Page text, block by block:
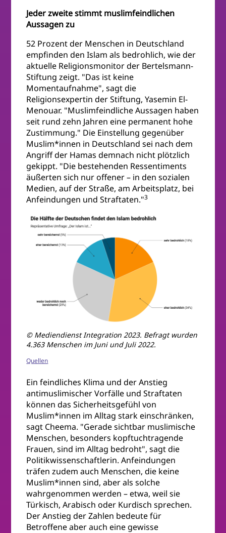
Jeder zweite stimmt muslimfeindlichen
Aussagen zu
52 Prozent der Menschen in Deutschland
empfinden den Islam als bedrohlich, wie der
aktuelle Religionsmonitor der Bertelsmann-
Stiftung zeigt. "Das ist keine
Momentaufnahme", sagt die
Religionsexpertin der Stiftung, Yasemin El-
Menouar. "Muslimfeindliche Aussagen haben
seit rund zehn Jahren eine permanent hohe
Zustimmung." Die Einstellung gegenüber
Muslim*innen in Deutschland sei nach dem
Angriff der Hamas demnach nicht plötzlich
gekippt. "Die bestehenden Ressentiments
äußerten sich nur offener – in den sozialen
Medien, auf der Straße, am Arbeitsplatz, bei
Anfeindungen und Straftaten."3
© Mediendienst Integration 2023. Befragt wurden
4.363 Menschen im Juni und Juli 2022.
Quellen
Ein feindliches Klima und der Anstieg
antimuslimischer Vorfälle und Straftaten
können das Sicherheitsgefühl von
Muslim*innen im Alltag stark einschränken,
sagt Cheema. "Gerade sichtbar muslimische
Menschen, besonders kopftuchtragende
Frauen, sind im Alltag bedroht", sagt die
Politikwissenschaftlerin. Anfeindungen
träfen zudem auch Menschen, die keine
Muslim*innen sind, aber als solche
wahrgenommen werden – etwa, weil sie
Türkisch, Arabisch oder Kurdisch sprechen.
Der Anstieg der Zahlen bedeute für
Betroffene aber auch eine gewisse